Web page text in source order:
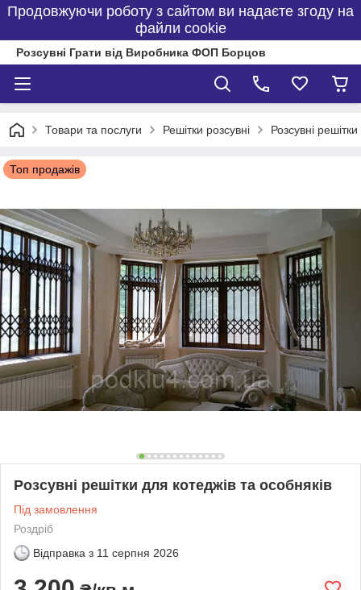
Продовжуючи роботу з сайтом ви надаєте згоду на
файли cookie
Розсувні Грати від Виробника ФОП Борцов
Товари та послуги Решітки розсувні Розсувні
Топ продажів
Розсувні решітки для котеджів та особняків
Під замовлення
Роздріб
Відправка з 11 серпня 2026